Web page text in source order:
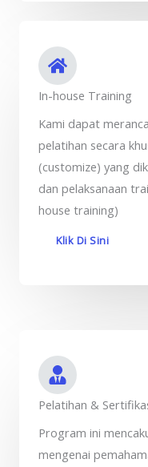
In-house Training
Kami dapat
pelatihan secara
(customize) yang
dan pelaksanaan
house training)
Klik Di Sini
Pelatihan &
Program ini
mengenai